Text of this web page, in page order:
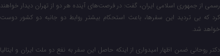
رسمی از جمهوری اسلامی ایران، گفت: در فرصت‌های آینده هر دو از تهران دیدار خواهند
کرد که بی تردید این سفرها، باعث استحکام بیشتر روابط دو جانبه دو کشور دوست
خواهد شد.
دکتر روحانی ضمن اظهار امیدواری از اینکه حاصل این سفر به نفع دو ملت ایران و ایتالیا